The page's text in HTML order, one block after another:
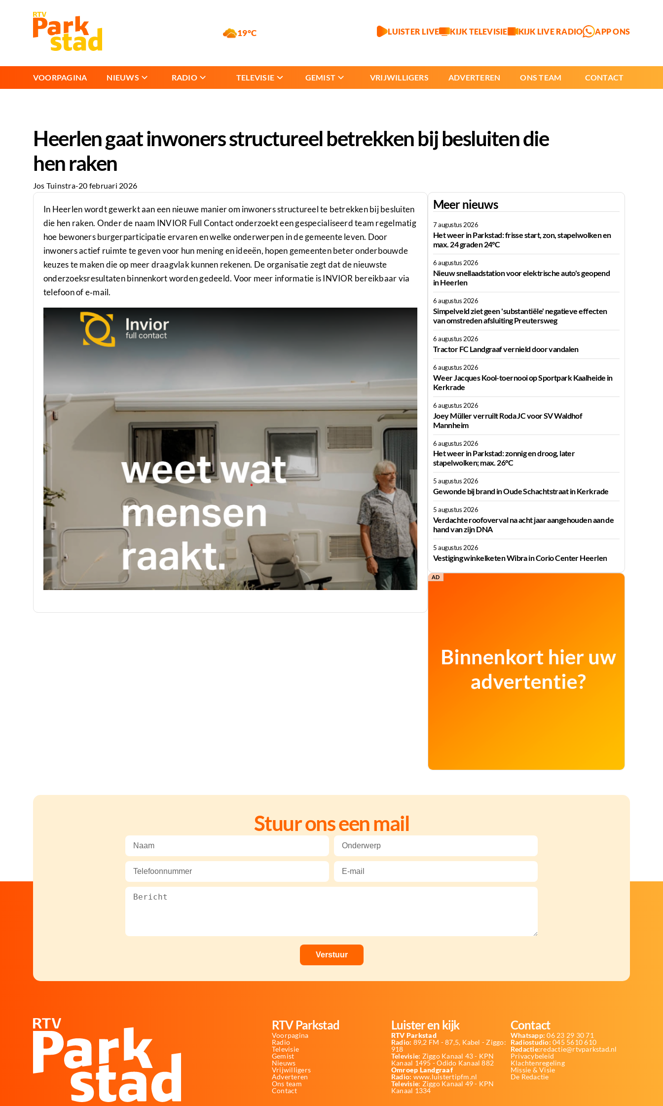
19°C LUISTER LIVE KIJK TELEVISIE KIJK LIVE RADIO APP ONS
VOORPAGINA NIEUWS RADIO TELEVISIE GEMIST VRIJWILLIGERS ADVERTEREN ONS TEAM CONTACT
Heerlen gaat inwoners structureel betrekken bij besluiten die
hen raken
Jos Tuinstra-20 februari 2026
In Heerlen wordt gewerkt aan een nieuwe manier om inwoners structureel te betrekken bij besluiten
die hen raken. Onder de naam INVIOR Full Contact onderzoekt een gespecialiseerd team regelmatig
hoe bewoners burgerparticipatie ervaren en welke onderwerpen in de gemeente leven. Door
inwoners actief ruimte te geven voor hun mening en ideeën, hopen gemeenten beter onderbouwde
keuzes te maken die op meer draagvlak kunnen rekenen. De organisatie zegt dat de nieuwste
onderzoeksresultaten binnenkort worden gedeeld. Voor meer informatie is INVIOR bereikbaar via
telefoon of e‑mail.
Meer nieuws
7 augustus 2026
Het weer in Parkstad: frisse start, zon, stapelwolken en
max. 24 graden 24°C
6 augustus 2026
Nieuw snellaadstation voor elektrische auto's geopend
in Heerlen
6 augustus 2026
Simpelveld ziet geen 'substantiële' negatieve effecten
van omstreden afsluiting Preutersweg
6 augustus 2026
Tractor FC Landgraaf vernield door vandalen
6 augustus 2026
Weer Jacques Kool-toernooi op Sportpark Kaalheide in
Kerkrade
6 augustus 2026
Joey Müller verruilt Roda JC voor SV Waldhof
Mannheim
6 augustus 2026
Het weer in Parkstad: zonnig en droog, later
stapelwolken; max. 26°C
5 augustus 2026
Gewonde bij brand in Oude Schachtstraat in Kerkrade
5 augustus 2026
Verdachte roofoverval na acht jaar aangehouden aan de
hand van zijn DNA
5 augustus 2026
Vestiging winkelketen Wibra in Corio Center Heerlen
AD
Stuur ons een mail
RTV Parkstad
Voorpagina
Radio
Televisie
Gemist
Nieuws
Vrijwilligers
Adverteren
Ons team
Contact
Luister en kijk
RTV Parkstad
Radio: 89,2 FM - 87,5, Kabel - Ziggo:
918
Televisie: Ziggo Kanaal 43 - KPN
Kanaal 1495 - Odido Kanaal 882
Omroep Landgraaf
Radio: www.luistertipfm.nl
Televisie: Ziggo Kanaal 49 - KPN
Kanaal 1334
Contact
Whatsapp: 06 23 29 30 71
Radiostudio: 045 5610 610
Redactie:redactie@rtvparkstad.nl
Privacybeleid
Klachtenregeling
Missie & Visie
De Redactie